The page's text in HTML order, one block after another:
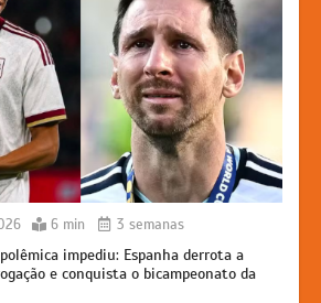
6 min 3 semanas
impediu: Espanha derrota a
e conquista o bicampeonato da